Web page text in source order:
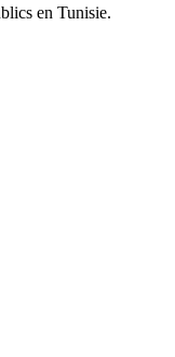
en Tunisie.